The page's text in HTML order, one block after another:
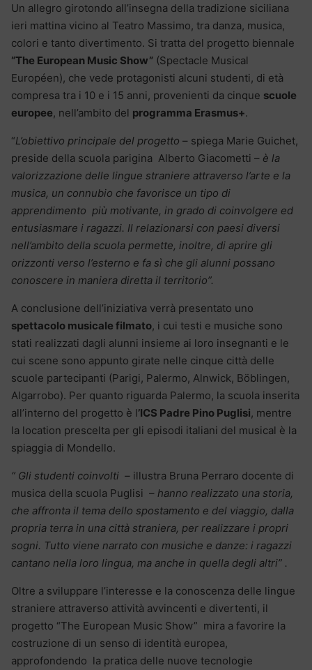
Un allegro girotondo all’insegna della tradizione siciliana
ieri mattina vicino al Teatro Massimo, tra danza, musica,
colori e tanto divertimento. Si tratta del progetto biennale
“The European Music Show” (Spectacle Musical
Européen), che vede protagonisti alcuni studenti, di età
compresa tra i 10 e i 15 anni, provenienti da cinque scuole
europee, nell’ambito del programma Erasmus+.
“L’obiettivo principale del progetto – spiega Marie Guichet,
preside della scuola parigina Alberto Giacometti – è la
valorizzazione delle lingue straniere attraverso l’arte e la
musica, un connubio che favorisce un tipo di
apprendimento più motivante, in grado di coinvolgere ed
entusiasmare i ragazzi. Il relazionarsi con paesi diversi
nell’ambito della scuola permette, inoltre, di aprire gli
orizzonti verso l’esterno e fa sì che gli alunni possano
conoscere in maniera diretta il territorio”.
A conclusione dell’iniziativa verrà presentato uno
spettacolo musicale filmato, i cui testi e musiche sono
stati realizzati dagli alunni insieme ai loro insegnanti e le
cui scene sono appunto girate nelle cinque città delle
scuole partecipanti (Parigi, Palermo, Alnwick, Böblingen,
Algarrobo). Per quanto riguarda Palermo, la scuola inserita
all’interno del progetto è l’ICS Padre Pino Puglisi, mentre
la location prescelta per gli episodi italiani del musical è la
spiaggia di Mondello.
“ Gli studenti coinvolti – illustra Bruna Perraro docente di
musica della scuola Puglisi – hanno realizzato una storia,
che affronta il tema dello spostamento e del viaggio, dalla
propria terra in una città straniera, per realizzare i propri
sogni. Tutto viene narrato con musiche e danze: i ragazzi
cantano nella loro lingua, ma anche in quella degli altri” .
Oltre a sviluppare l’interesse e la conoscenza delle lingue
straniere attraverso attività avvincenti e divertenti, il
progetto “The European Music Show” mira a favorire la
costruzione di un senso di identità europea,
approfondendo la pratica delle nuove tecnologie